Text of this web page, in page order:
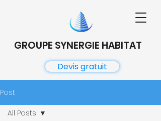
GROUPE SYNERGIE HABITAT
Devis gratuit
Post
All Posts